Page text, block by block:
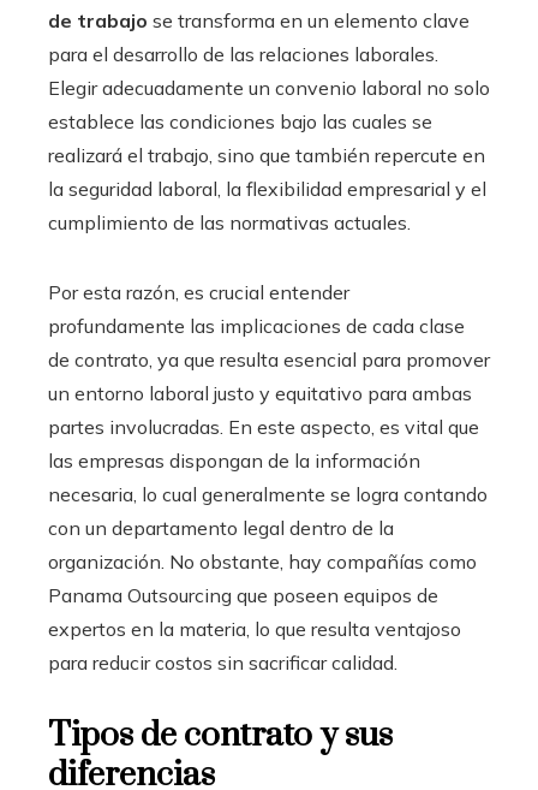
de trabajo se transforma en un elemento clave
para el desarrollo de las relaciones laborales.
Elegir adecuadamente un convenio laboral no solo
establece las condiciones bajo las cuales se
realizará el trabajo, sino que también repercute en
la seguridad laboral, la flexibilidad empresarial y el
cumplimiento de las normativas actuales.
Por esta razón, es crucial entender
profundamente las implicaciones de cada clase
de contrato, ya que resulta esencial para promover
un entorno laboral justo y equitativo para ambas
partes involucradas. En este aspecto, es vital que
las empresas dispongan de la información
necesaria, lo cual generalmente se logra contando
con un departamento legal dentro de la
organización. No obstante, hay compañías como
Panama Outsourcing que poseen equipos de
expertos en la materia, lo que resulta ventajoso
para reducir costos sin sacrificar calidad.
Tipos de contrato y sus
diferencias